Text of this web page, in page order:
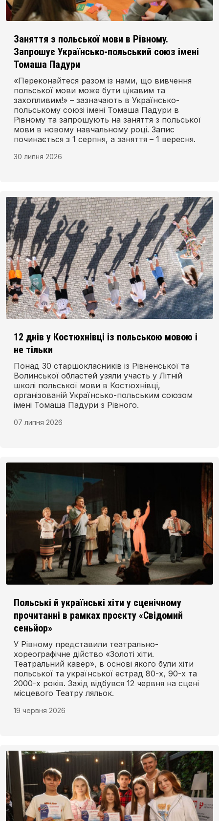
Заняття з польської мови в Рівному.
Запрошує Українсько-польський союз імені
Томаша Падури
«Переконайтеся разом із нами, що вивчення
польської мови може бути цікавим та
захопливим!» – зазначають в Українсько-
польському союзі імені Томаша Падури в
Рівному та запрошують на заняття з польської
мови в новому навчальному році. Запис
починається з 1 серпня, а заняття – 1 вересня.
30 липня 2026
12 днів у Костюхнівці із польською мовою і
не тільки
Понад 30 старшокласників із Рівненської та
Волинської областей узяли участь у Літній
школі польської мови в Костюхнівці,
організованій Українсько-польським союзом
імені Томаша Падури з Рівного.
07 липня 2026
Польські й українські хіти у сценічному
прочитанні в рамках проєкту «Свідомий
сеньйор»
У Рівному представили театрально-
хореографічне дійство «Золоті хіти.
Театральний кавер», в основі якого були хіти
польської та української естрад 80-х, 90-х та
2000-х років. Захід відбувся 12 червня на сцені
місцевого Театру ляльок.
19 червня 2026